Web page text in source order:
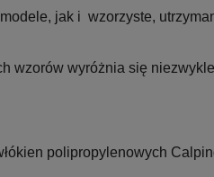
jak i wzorzyste,
wzorów wyróżnia się
polipropylenowych